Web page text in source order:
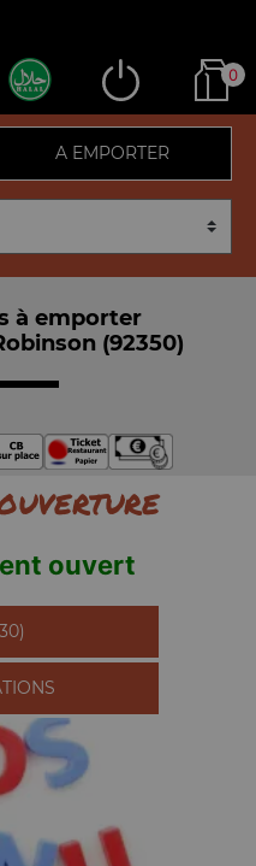
0
A EMPORTER
à emporter
(92350)
ouvert